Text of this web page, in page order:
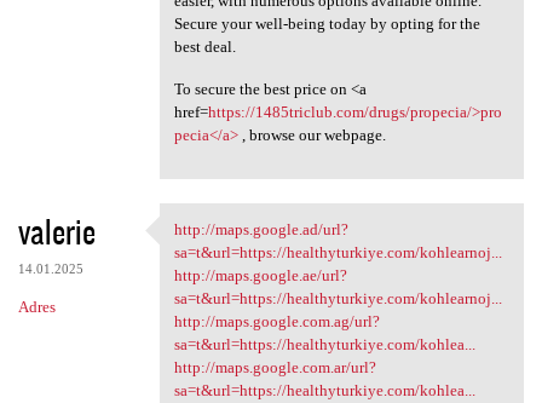
Secure your well-being today by opting for the
best deal.
To secure the best price on <a
href=https://1485triclub.com/drugs/propecia/>pro
pecia</a>, browse our webpage.
valerie
14.01.2025
Adres
http://maps.google.ad/url?sa
http://maps.google.ad/url?
sa=t&url=https://healthyturkiye.com/kohlearnoj...
http://maps.google.ae/url?
sa=t&url=https://healthyturkiye.com/kohlearnoj...
http://maps.google.com.ag/url?
sa=t&url=https://healthyturkiye.com/kohlea...
http://maps.google.com.ar/url?
sa=t&url=https://healthyturkiye.com/kohlea...